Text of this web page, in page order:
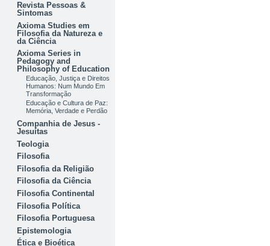
Revista Pessoas &
Sintomas
Axioma Studies em
Filosofia da Natureza e
da Ciência
Axioma Series in
Pedagogy and
Philosophy of Education
Educação, Justiça e Direitos
Humanos: Num Mundo Em
Transformação
Educação e Cultura de Paz:
Memória, Verdade e Perdão
Companhia de Jesus -
Jesuítas
Teologia
Filosofia
Filosofia da Religião
Filosofia da Ciência
Filosofia Continental
Filosofia Política
Filosofia Portuguesa
Epistemologia
Ética e Bioética